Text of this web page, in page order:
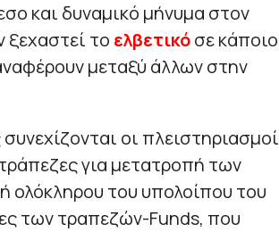
και δυναμικό μήνυμα στον
ξεχαστεί το ελβετικόσε κάποιο
μεταξύ άλλων στην
οι πλειστηριασμοί
για μετατροπή των
ολόκληρου του υπολοίπου του
των τραπεζών-Funds, που